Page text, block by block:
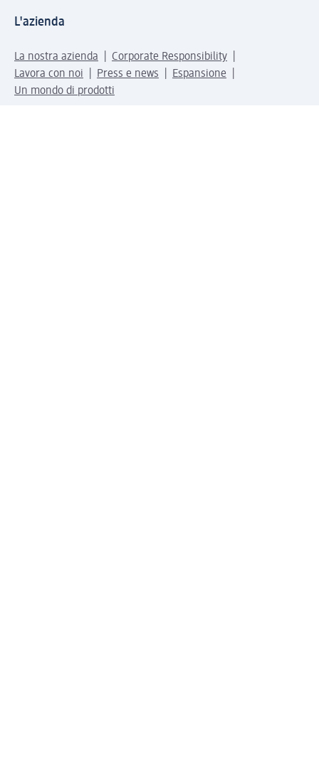
L'azienda
La nostra azienda
Corporate Responsibility
Lavora con noi
Press e news
Espansione
Un mondo di prodotti